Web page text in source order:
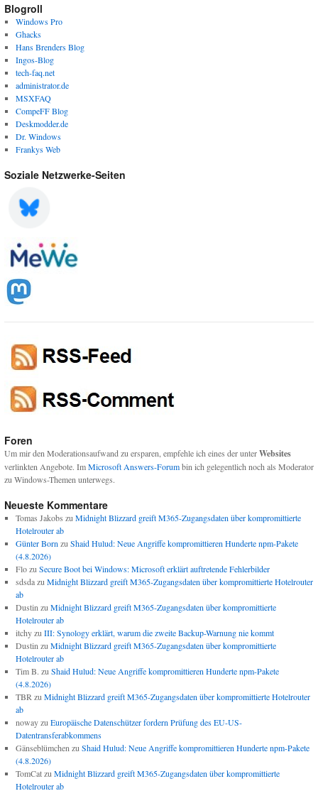
Blogroll
Windows Pro
Ghacks
Hans Brenders Blog
Ingos-Blog
tech-faq.net
administrator.de
MSXFAQ
CompeFF Blog
Deskmodder.de
Dr. Windows
Frankys Web
Soziale Netzwerke-Seiten
Foren
Um mir den Moderationsaufwand zu ersparen, empfehle ich eines der unterWebsites
verlinkten Angebote. ImMicrosoft Answers-Forumbin ich gelegentlich noch als Moderator
zu Windows-Themen unterwegs.
Neueste Kommentare
Tomas Jakobs zu Midnight Blizzard greift M365-Zugangsdaten über kompromittierte
Hotelrouter ab
Günter Born zu Shaid Hulud: Neue Angriffe kompromittieren Hunderte npm-Pakete
(4.8.2026)
Flozu Secure Boot bei Windows: Microsoft erklärt auftretende Fehlerbilder
sdsdazu Midnight Blizzard greift M365-Zugangsdaten über kompromittierte Hotelrouter
ab
Dustin zu Midnight Blizzard greift M365-Zugangsdaten über kompromittierte
Hotelrouter ab
itchyzu III: Synology erklärt, warum die zweite Backup-Warnung nie kommt
Dustin zu Midnight Blizzard greift M365-Zugangsdaten über kompromittierte
Hotelrouter ab
Tim B. zu Shaid Hulud: Neue Angriffe kompromittieren Hunderte npm-Pakete
(4.8.2026)
TBR zu Midnight Blizzard greift M365-Zugangsdaten über kompromittierte Hotelrouter
ab
nowayzu Europäische Datenschützer fordern Prüfung des EU-US-
Datentransferabkommens
Gänseblümchen zu Shaid Hulud: Neue Angriffe kompromittieren Hunderte npm-Pakete
(4.8.2026)
TomCatzu Midnight Blizzard greift M365-Zugangsdaten über kompromittierte
Hotelrouter ab